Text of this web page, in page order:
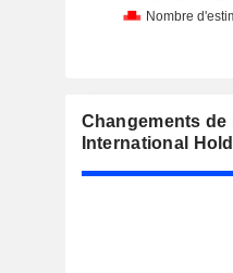
Changements
International